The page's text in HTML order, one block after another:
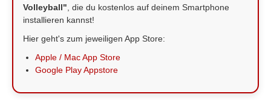
Volleyball" , die du kostenlos auf deinem Smartphone
installieren kannst!
Hier geht's zum jeweiligen App Store:
Apple / Mac App Store
Google Play Appstore